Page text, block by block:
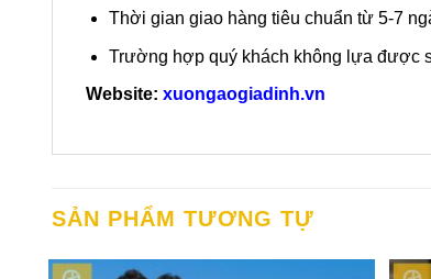
Thời gian giao hàng tiêu chuẩn từ 5-7
Trường hợp quý khách không lựa được
Website: xuongaogiadinh.vn
SẢN PHẨM TƯƠNG TỰ